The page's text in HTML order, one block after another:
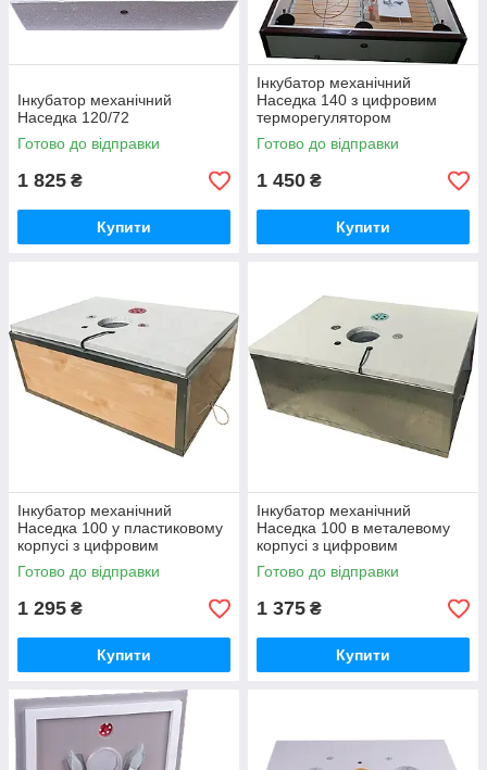
Інкубатор механічний
Наседка 120/72
Готово до відправки
1 825 ₴
Купити
Інкубатор механічний
Наседка 140 з цифровим
терморегулятором
Готово до відправки
1 450 ₴
Купити
Інкубатор механічний
Наседка 100 у пластиковому
корпусі з цифровим
терморегулятором
Готово до відправки
1 295 ₴
Купити
Інкубатор механічний
Наседка 100 в металевому
корпусі з цифровим
терморегулятором
Готово до відправки
1 375 ₴
Купити